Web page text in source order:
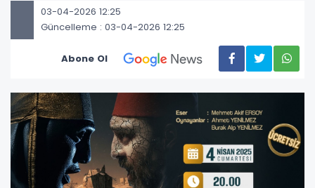
03-04-2026 12:25
Güncelleme : 03-04-2026 12:25
Abone Ol